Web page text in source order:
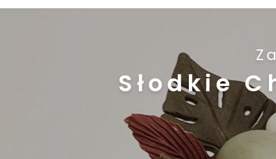
Słodkie